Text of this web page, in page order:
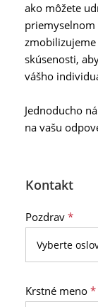
ako môžete
priemyselnom
skúsenosti,
vášho
Jednoducho
na vašu
Kontakt
Pozdrav *
Krstné meno *